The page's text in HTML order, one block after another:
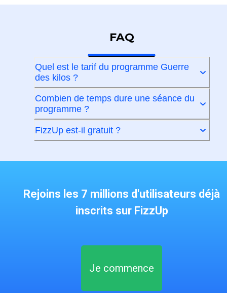
FAQ
Quel est le tarif du programme Guerre
des kilos ?
Combien de temps dure une séance du
programme ?
FizzUp est-il gratuit ?
Rejoins les 7 millions d'utilisateurs déjà
inscrits sur FizzUp
Je commence